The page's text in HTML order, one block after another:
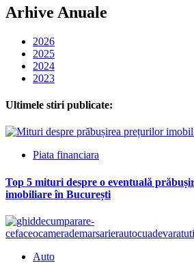
Arhive Anuale
2026
2025
2024
2023
Ultimele stiri publicate:
Piata financiara
Top 5 mituri despre o eventuală
imobiliare în București
Auto